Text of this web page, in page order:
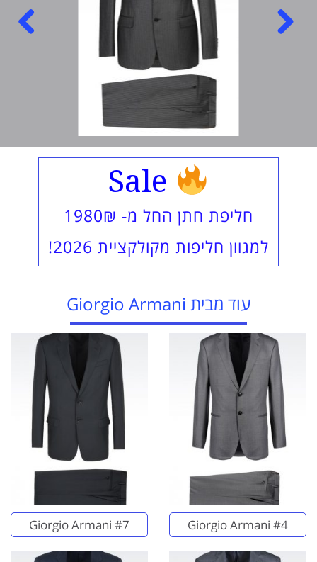
חליפת חתן החל מ- 1980₪
למגוון חליפות מקולקציית 2026!
עוד מבית Giorgio Armani
Giorgio Armani #4
Giorgio Armani #7